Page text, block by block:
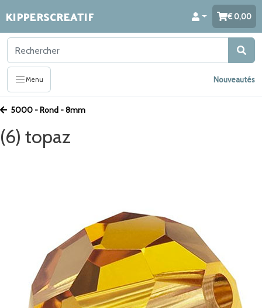
KIPPERSCREATIF 0,00
Menu Nouveautés
5000 - Rond - 8mm
(6) topaz